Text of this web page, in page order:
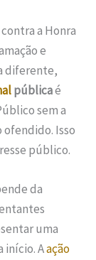
a Honra
e
diferente,
públicaé
sem a
ofendido. Isso
público.
da
uma
início. Aação